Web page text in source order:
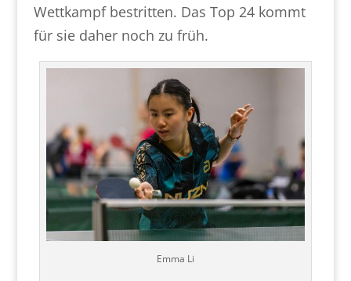
Wettkampf bestritten. Das Top 24 kommt
für sie daher noch zu früh.
Emma Li